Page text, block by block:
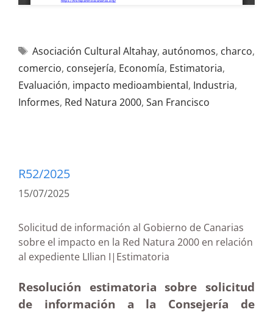
Asociación Cultural Altahay, autónomos, charco,
comercio, consejería, Economía, Estimatoria,
Evaluación, impacto medioambiental, Industria,
Informes, Red Natura 2000, San Francisco
R52/2025
15/07/2025
Solicitud de información al Gobierno de Canarias
sobre el impacto en la Red Natura 2000 en relación
al expediente LIlian I|Estimatoria
Resolución estimatoria sobre solicitud
de información a la Consejería de